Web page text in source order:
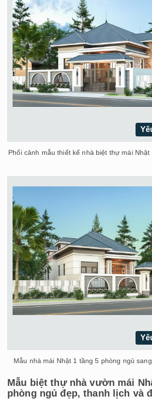
Phối cảnh mẫu thiết kế nhà biệt thự mái
Mẫu nhà mái Nhật 1 tầng 5 phòng ngủ
Mẫu biệt thự nhà vườn mái
phòng ngủ đẹp, thanh lịch và